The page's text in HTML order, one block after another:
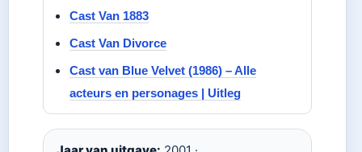
Cast Van 1883
Cast Van Divorce
Cast van Blue Velvet (1986) – Alle
acteurs en personages | Uitleg